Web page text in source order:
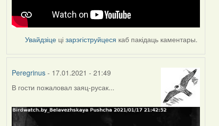
Увайдзіце цізарэгіструйцеся каб пакідаць каментары.
Peregrinus- 17.01.2021 - 21:49
В гости пожаловал заяц-русак...